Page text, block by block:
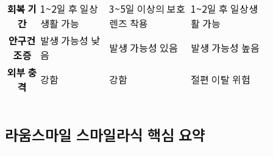
회복 기
간
1~2일 후 일상
생활 가능
3~5일 이상의 보호
렌즈 착용
1~2일 후 일상생
활 가능
안구건
조증
발생 가능성 낮
음
발생 가능성 있음
발생 가능성 높음
외부 충
격
강함 강함 절편 이탈 위험
라움스마일 스마일라식 핵심 요약